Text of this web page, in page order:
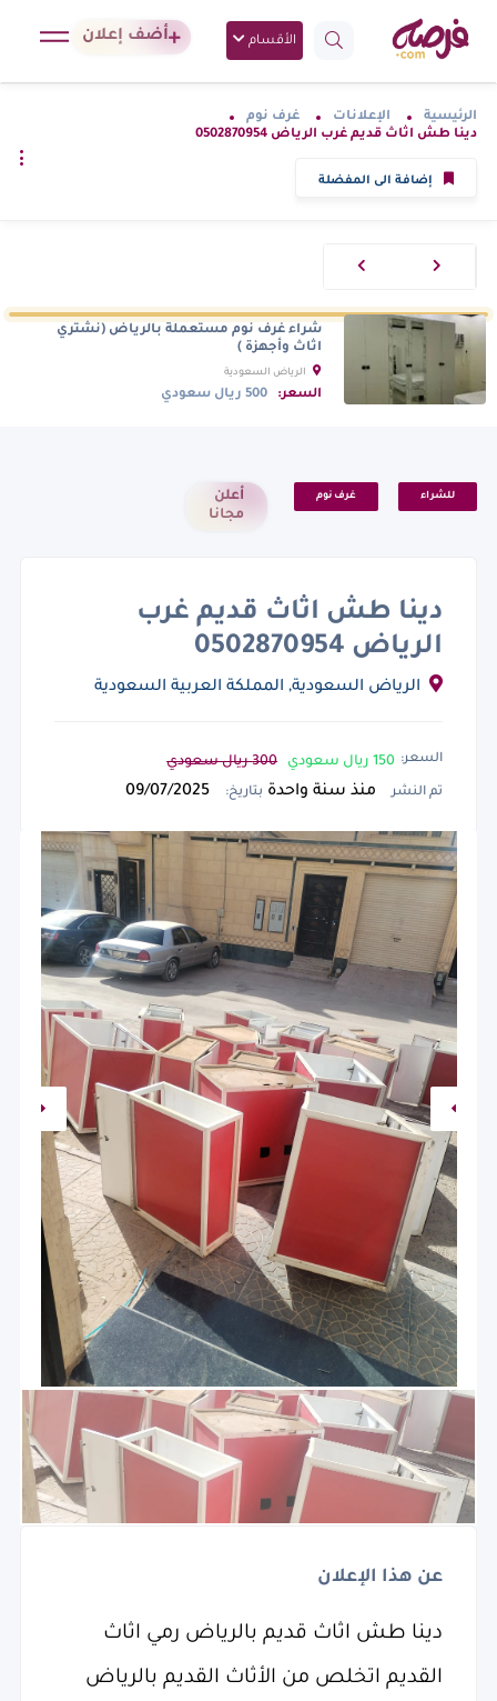
الأقسام أضف إعلان
الرئيسية الإعلانات
غرف نوم
دينا طش اثاث قديم غرب الرياض 0502870954
إضافة الى المفضلة
شراء غرف نوم مستعملة بالرياض (نشتري
اثاث وأجهزة )
السعر: 500 ريال سعودي
للشراء غرف نوم
أعلن
مجانا
دينا طش اثاث قديم غرب
الرياض 0502870954
السعر: 150 ريال سعودي 300 ريال سعودي
تم النشر منذ سنة واحدة بتاريخ:
عن هذا الإعلان
دينا طش اثاث قديم بالرياض رمي اثاث
القديم اتخلص من الأثاث القديم بالرياض